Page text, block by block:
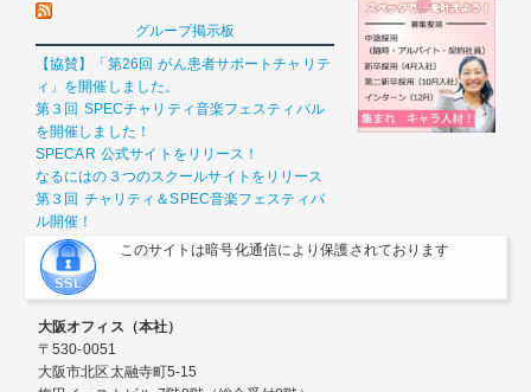
グループ掲示板
【協賛】「第26回 がん患者サポートチャリテ
ィ」を開催しました。
第３回 SPECチャリティ音楽フェスティバル
を開催しました！
SPECAR 公式サイトをリリース！
なるにはの３つのスクールサイトをリリース
第３回 チャリティ＆SPEC音楽フェスティバ
ル開催！
このサイトは暗号化通信により保護されております
大阪オフィス（本社）
〒530-0051
大阪市北区太融寺町5-15